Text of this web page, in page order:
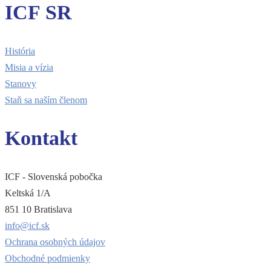
ICF SR
História
Misia a vízia
Stanovy
Staň sa naším členom
Kontakt
ICF - Slovenská pobočka
Keltská 1/A
851 10 Bratislava
info@icf.sk
Ochrana osobných údajov
Obchodné podmienky